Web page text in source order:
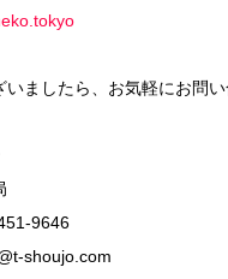
いましたら、お気軽にお問い
9646
shoujo.com